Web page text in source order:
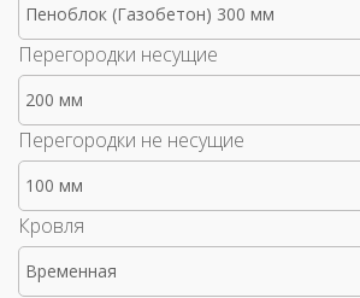
Пеноблок (Газобетон) 300 мм
Перегородки несущие
200 мм
Перегородки не несущие
100 мм
Кровля
Временная